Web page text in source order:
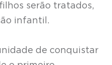
serão tratados,
infantil.
de conquistar